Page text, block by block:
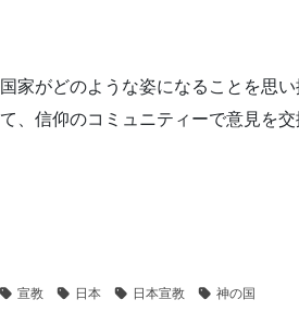
家がどのような姿になることを思い
、信仰のコミュニティ ーで意見を交
宣教 日本 日本宣教 神の国